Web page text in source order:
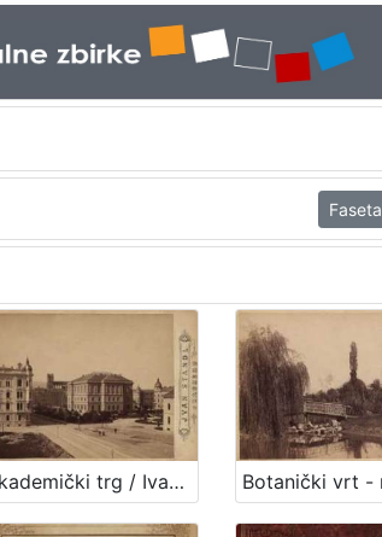
Faseta
Akademički trg / Ivan Standl